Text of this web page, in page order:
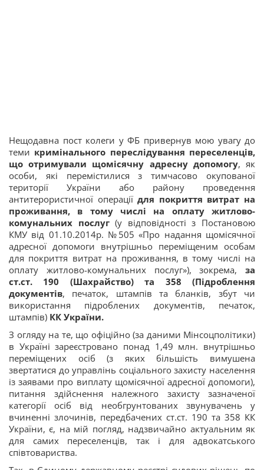
Нещодавна пост колеги у ФБ привернув мою увагу до
теми кримінального переслідування переселенців,
що отримували щомісячну адресну допомогу, як
особи, які перемістилися з тимчасово окупованої
території України або району проведення
антитерористичної операціїдля покриття витрат на
проживання, в тому числі на оплату житлово-
комунальних послуг(у відповідності з Постановою
КМУ від 01.10.2014р. №505 «Про надання щомісячної
адресної допомоги внутрішньо переміщеним особам
для покриття витрат на проживання, в тому числі на
оплату житлово-комунальних послуг»), зокрема, за
ст.ст. 190 (Шахрайство) та 358 (Підроблення
документів, печаток, штампів та бланків, збут чи
використання підроблених документів, печаток,
штампів) КК України.
З огляду на те, що офіційно (за даними Мінсоцполітики)
в Україні зареєстровано понад 1,49 млн. внутрішньо
переміщених осіб (з яких більшість вимушена
звертатися до управлінь соціального захисту населення
із заявами про виплату щомісячної адресної допомоги),
питання здійснення належного захисту зазначеної
категорії осіб від необгрунтованих звунувачень у
вчиненні злочинів, передбачених ст.ст. 190 та 358 КК
України, є, на мій погляд, надзвичайно актуальним як
для самих переселенців, так і для адвокатського
співтовариства.